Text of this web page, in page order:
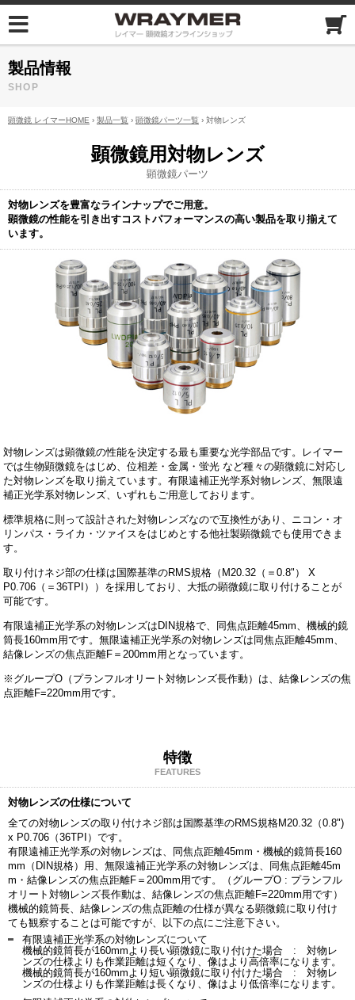
製品情報
SHOP
顕微鏡 レイマーHOME › 製品一覧 › 顕微鏡パーツ一覧 › 対物レンズ
顕微鏡用対物レンズ
顕微鏡パーツ
対物レンズを豊富なラインナップでご用意。
顕微鏡の性能を引き出すコストパフォーマンスの高い製品を取り揃えて
います。
対物レンズは顕微鏡の性能を決定する最も重要な光学部品です。レイマー
では生物顕微鏡をはじめ、位相差・金属・蛍光 など種々の顕微鏡に対応し
た対物レンズを取り揃えています。有限遠補正光学系対物レンズ、無限遠
補正光学系対物レンズ、いずれもご用意しております。
標準規格に則って設計された対物レンズなので互換性があり、ニコン・オ
リンパス・ライカ・ツァイスをはじめとする他社製顕微鏡でも使用できま
す。
取り付けネジ部の仕様は国際基準のRMS規格（M20.32（＝0.8"） X
P0.706（＝36TPI））を採用しており、大抵の顕微鏡に取り付けることが
可能です。
有限遠補正光学系の対物レンズはDIN規格で、同焦点距離45mm、機械的鏡
筒長160mm用です。無限遠補正光学系の対物レンズは同焦点距離45mm、
結像レンズの焦点距離F＝200mm用となっています。
※グループO（プランフルオリート対物レンズ長作動）は、結像レンズの焦
点距離F=220mm用です。
特徴
FEATURES
対物レンズの仕様について
全ての対物レンズの取り付けネジ部は国際基準のRMS規格M20.32（0.8")
x P0.706（36TPI）です。
有限遠補正光学系の対物レンズは、同焦点距離45mm・機械的鏡筒長160
mm（DIN規格）用、無限遠補正光学系の対物レンズは、同焦点距離45m
m・結像レンズの焦点距離F＝200mm用です。（グループO : プランフル
オリート対物レンズ長作動は、結像レンズの焦点距離F=220mm用です）
機械的鏡筒長、結像レンズの焦点距離の仕様が異なる顕微鏡に取り付け
ても観察することは可能ですが、以下の点にご注意下さい。
有限遠補正光学系の対物レンズについて
機械的鏡筒長が160mmより長い顕微鏡に取り付けた場合 : 対物レ
ンズの仕様よりも作業距離は短くなり、像はより高倍率になります。
機械的鏡筒長が160mmより短い顕微鏡に取り付けた場合 : 対物レ
ンズの仕様よりも作業距離は長くなり、像はより低倍率になります。